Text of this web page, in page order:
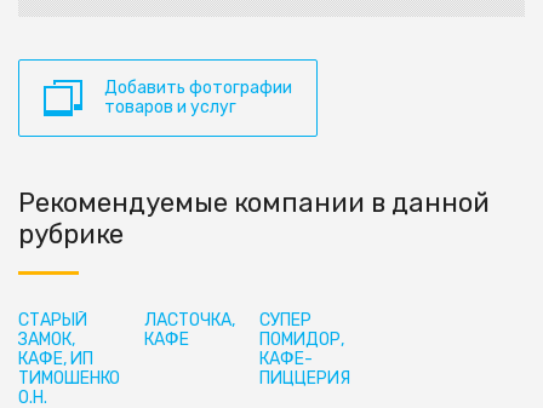
Добавить фотографии
товаров и услуг
Рекомендуемые компании в данной
рубрике
СТАРЫЙ
ЗАМОК,
КАФЕ, ИП
ТИМОШЕНКО
О.Н.
ЛАСТОЧКА,
КАФЕ
СУПЕР
ПОМИДОР,
КАФЕ-
ПИЦЦЕРИЯ